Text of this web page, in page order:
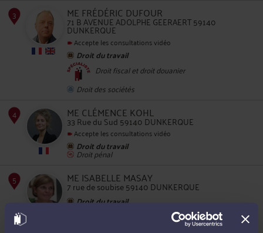
2 ME FRÉDÉRIC DUFOUR
71 B AVENUE ADOLPHE GEERAERT 59140
DUNKERQUE
Accepte les consultations vidéo
Droit du travail
Droit fiscal et droit douanier
Droit des sociétés
4
ME CLÉMENCE KOHL
33 Rue du Sud 59140 DUNKERQUE
Accepte les consultations vidéo
Droit du travail
Droit pénal
ME ISABELLE MASAY
7 rue de soubise 59140 DUNKERQUE
Droit du travail
Droit de la famille, des personnes et de leur